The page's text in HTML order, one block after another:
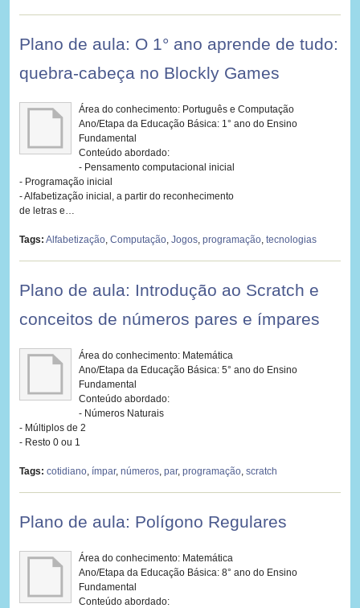
Plano de aula: O 1° ano aprende de tudo:
quebra-cabeça no Blockly Games
Área do conhecimento: Português e Computação
Ano/Etapa da Educação Básica: 1° ano do Ensino
Fundamental
Conteúdo abordado:
- Pensamento computacional inicial
- Programação inicial
- Alfabetização inicial, a partir do reconhecimento
de letras e…
Tags: Alfabetização, Computação, Jogos, programação, tecnologias
Plano de aula: Introdução ao Scratch e
conceitos de números pares e ímpares
Área do conhecimento: Matemática
Ano/Etapa da Educação Básica: 5° ano do Ensino
Fundamental
Conteúdo abordado:
- Números Naturais
- Múltiplos de 2
- Resto 0 ou 1
Tags: cotidiano, ímpar, números, par, programação, scratch
Plano de aula: Polígono Regulares
Área do conhecimento: Matemática
Ano/Etapa da Educação Básica: 8° ano do Ensino
Fundamental
Conteúdo abordado: